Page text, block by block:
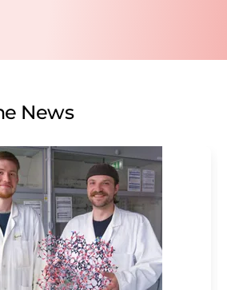
Ihre Daten werden
. LUMITOS darf
E-Mail kontaktieren. Ihre
jederzeit ohne Angabe von
per E-Mail unter
mit Wirkung für die Zukunft
jeder E-Mail ein Link zur
Newsletters
News